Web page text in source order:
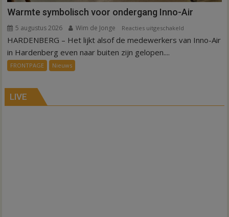
Warmte symbolisch voor ondergang Inno-Air
5 augustus 2026 Wim de Jonge Reacties uitgeschakeld
Warmte
HARDENBERG – Het lijkt alsof de medewerkers van Inno-Air
in Hardenberg even naar buiten zijn gelopen....
FRONTPAGE Nieuws
LIVE